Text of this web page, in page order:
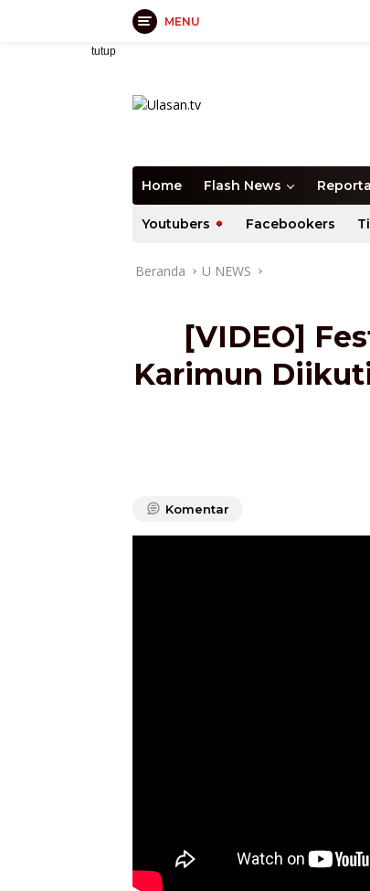
MENU
tutup
Home Flash News
Youtubers Facebookers
Beranda U NEWS
[VIDEO]
Karimun
Komentar